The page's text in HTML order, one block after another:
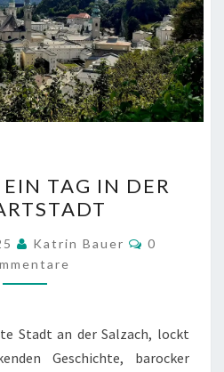
EIN
TAG
IN
DER
MOZARTSTADT
TAG IN DER
Katrin Bauer
0
Stadt an der Salzach, lockt
Geschichte, barocker